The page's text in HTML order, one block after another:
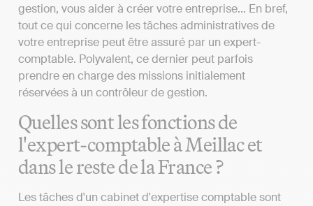
gestion, vous aider à créer votre entreprise… En bref,
tout ce qui concerne les tâches administratives de
votre entreprise peut être assuré par un expert-
comptable. Polyvalent, ce dernier peut parfois
prendre en charge des missions initialement
réservées à un contrôleur de gestion.
Quelles sont les fonctions de
l'expert-comptable à Meillac et
dans le reste de la France ?
Les tâches d'un cabinet d'expertise comptable sont